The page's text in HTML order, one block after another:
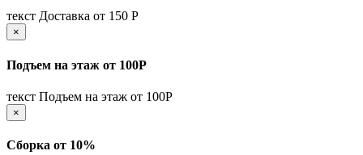
текст Доставка от 150 Р
×
Подъем на этаж от 100Р
текст Подъем на этаж от 100Р
×
Сборка от 10%